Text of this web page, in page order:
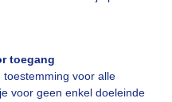
toegang
toestemming voor alle
voor geen enkel doeleinde